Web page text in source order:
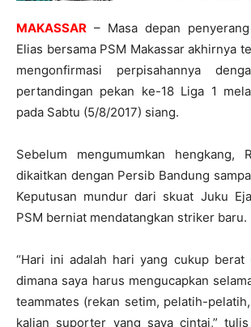
MAKASSAR – Masa depan
Elias bersama PSM Makassar akhirnya
mengonfirmasi perpisahannya
pertandingan pekan ke-18 Liga 1
pada Sabtu (5/8/2017) siang.
Sebelum mengumumkan hengkang,
dikaitkan dengan Persib Bandung
Keputusan mundur dari skuat Juku
PSM berniat mendatangkan striker baru.
“Hari ini adalah hari yang cukup berat
dimana saya harus mengucapkan
teammates (rekan setim, pelatih-
kalian suporter yang saya cintai,”